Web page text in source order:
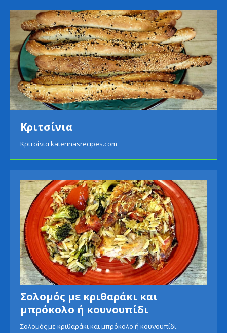
Πατάτες με σαλάτα αβοκάντο
Πατάτες με σαλάτα αβοκάντο katerinasrecipes.com
Σολομός με κριθαράκι και
μπρόκολο ή κουνουπίδι
Σολομός με κριθαράκι και μπρόκολο ή κουνουπίδι
katerinasrecipes.com